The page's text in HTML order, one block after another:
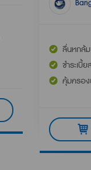
ลื่นหกล้
ชำระเบี้
คุ้มครอ